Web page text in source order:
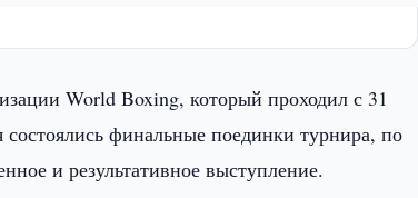
World Boxing, который проходил с 31
финальные поединки турнира, по
и результативное выступление.